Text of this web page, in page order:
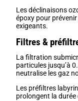
Les déclinaisons
époxy pour
exigeants.
Filtres &
La filtration
particules jusqu’à
neutralise les gaz
Les préfiltres
prolongent la durée